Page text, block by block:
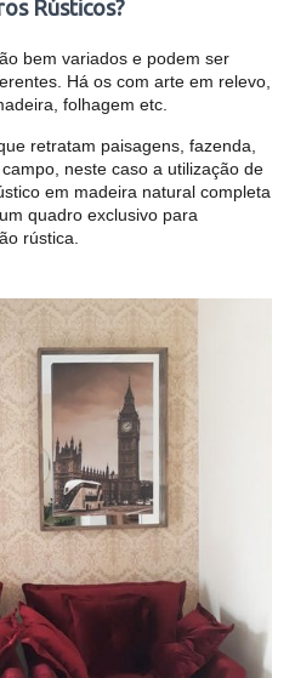
Rústicos?
bem variados e podem ser
Há os com arte em relevo,
folhagem etc.
retratam paisagens, fazenda,
neste caso a utilização de
em madeira natural completa
quadro exclusivo para
rústica.